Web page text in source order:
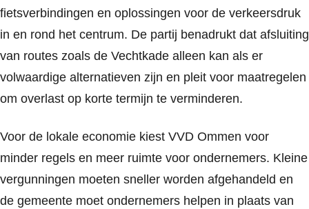
fietsverbindingen en oplossingen voor de verkeersdruk
in en rond het centrum. De partij benadrukt dat afsluiting
van routes zoals de Vechtkade alleen kan als er
volwaardige alternatieven zijn en pleit voor maatregelen
om overlast op korte termijn te verminderen.
Voor de lokale economie kiest VVD Ommen voor
minder regels en meer ruimte voor ondernemers. Kleine
vergunningen moeten sneller worden afgehandeld en
de gemeente moet ondernemers helpen in plaats van